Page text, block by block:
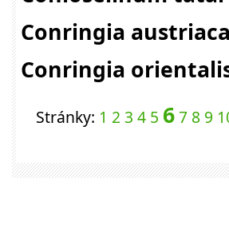
Conringia
Conringia
Stránky: 1 2 3 4 5 6 7 8 9